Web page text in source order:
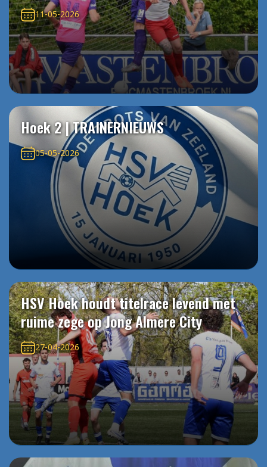
11-05-2026
Hoek 2 | TRAINERNIEUWS
05-05-2026
HSV Hoek houdt titelrace levend met
ruime zege op Jong Almere City
27-04-2026